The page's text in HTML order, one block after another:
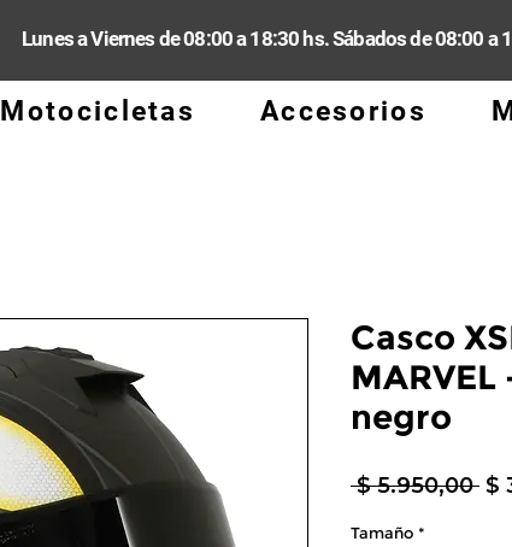
Lunes a Viernes de 08:00 a 18:30 hs. Sábados de 08:00 a
Motocicletas Accesorios
Casco
negro
$ 5.950,00 $
Tamaño *